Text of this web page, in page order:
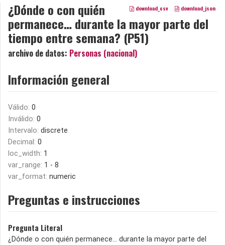
download_csv download_json
¿Dónde o con quién
permanece… durante la mayor parte del
tiempo entre semana? (P51)
archivo de datos: Personas (nacional)
Información general
Válido: 0
Inválido: 0
Intervalo: discrete
Decimal: 0
loc_width: 1
var_range: 1 - 8
var_format: numeric
Preguntas e instrucciones
Pregunta Literal
¿Dónde o con quién permanece… durante la mayor parte del